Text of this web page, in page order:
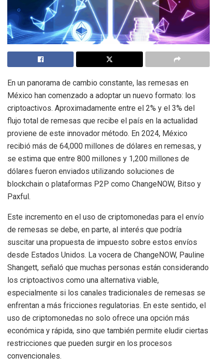
En un panorama de cambio constante, las remesas en
México han comenzado a adoptar un nuevo formato: los
criptoactivos. Aproximadamente entre el 2% y el 3% del
flujo total de remesas que recibe el país en la actualidad
proviene de este innovador método. En 2024, México
recibió más de 64,000 millones de dólares en remesas, y
se estima que entre 800 millones y 1,200 millones de
dólares fueron enviados utilizando soluciones de
blockchain o plataformas P2P como ChangeNOW, Bitso y
Paxful.
Este incremento en el uso de criptomonedas para el envío
de remesas se debe, en parte, al interés que podría
suscitar una propuesta de impuesto sobre estos envíos
desde Estados Unidos. La vocera de ChangeNOW, Pauline
Shangett, señaló que muchas personas están considerando
los criptoactivos como una alternativa viable,
especialmente si los canales tradicionales de remesas se
enfrentan a más fricciones regulatorias. En este sentido, el
uso de criptomonedas no solo ofrece una opción más
económica y rápida, sino que también permite eludir ciertas
restricciones que pueden surgir en los procesos
convencionales.